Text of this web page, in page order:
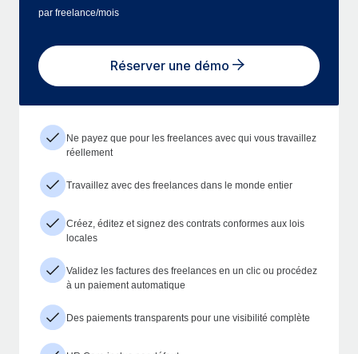
par freelance/mois
Réserver une démo
Ne payez que pour les freelances avec qui vous travaillez
réellement
Travaillez avec des freelances dans le monde entier
Créez, éditez et signez des contrats conformes aux lois
locales
Validez les factures des freelances en un clic ou procédez
à un paiement automatique
Des paiements transparents pour une visibilité complète